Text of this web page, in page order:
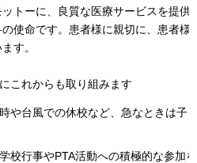
ットーに、良質な医療サービスを提供
使命です。患者様に親切に、患者様
す。
これからも取り組みます
や台風での休校など、急なときは子
校行事やPTA活動への積極的な参加